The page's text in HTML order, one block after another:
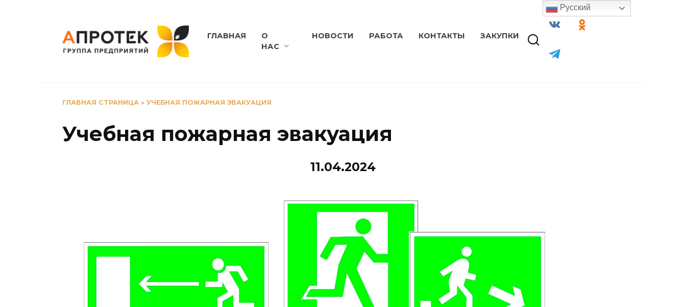
ГЛАВНАЯ
О
НАС
НОВОСТИ РАБОТА КОНТАКТЫ ЗАКУПКИ
ГЛАВНАЯ СТРАНИЦА » УЧЕБНАЯ ПОЖАРНАЯ ЭВАКУАЦИЯ
Учебная пожарная эвакуация
11.04.2024
Русский